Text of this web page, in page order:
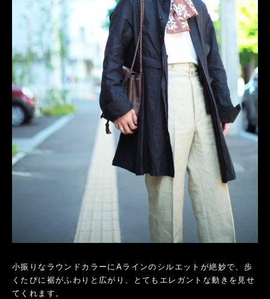
小振りなラウンドカラーにAラインのシルエットが絶妙で、歩
くたびに裾がふわりと広がり、とてもエレガントな動きを見せ
てくれます。